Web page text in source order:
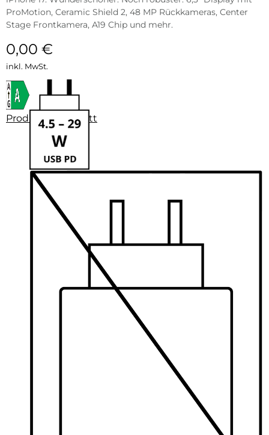
ProMotion, Ceramic Shield 2, 48 MP Rückkameras, Center
Stage Frontkamera, A19 Chip und mehr.
0,00 €
inkl. MwSt.
Produktdatenblatt